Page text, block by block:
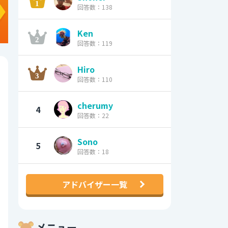
回答数：138
Ken
回答数：119
Hiro
回答数：110
4 cherumy
回答数：22
5 Sono
回答数：18
アドバイザー一覧